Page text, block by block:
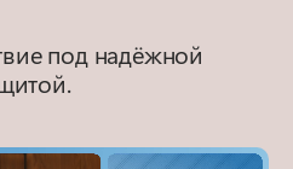
под надёжной